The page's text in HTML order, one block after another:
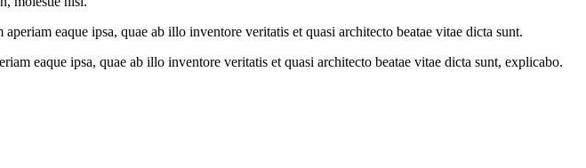
eaque ipsa, quae ab illo inventore veritatis et quasi architecto beatae vitae dicta sunt.
eaque ipsa, quae ab illo inventore veritatis et quasi architecto beatae vitae dicta sunt, explicabo.